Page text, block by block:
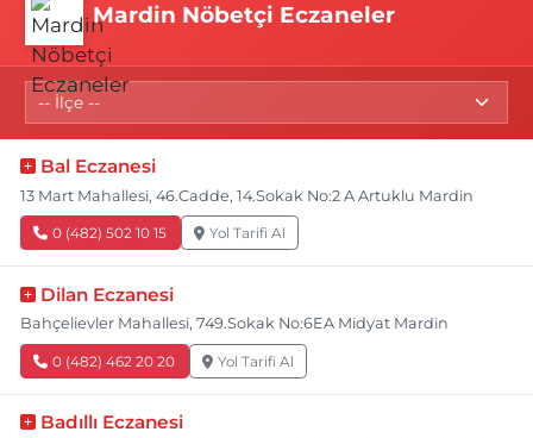
Mardin Nöbetçi Eczaneler
Bal Eczanesi
13 Mart Mahallesi, 46.Cadde, 14.Sokak No:2 A Artuklu Mardin
0 (482) 502 10 15 Yol Tarifi Al
Dilan Eczanesi
Bahçelievler Mahallesi, 749.Sokak No:6EA Midyat Mardin
0 (482) 462 20 20 Yol Tarifi Al
Badıllı Eczanesi